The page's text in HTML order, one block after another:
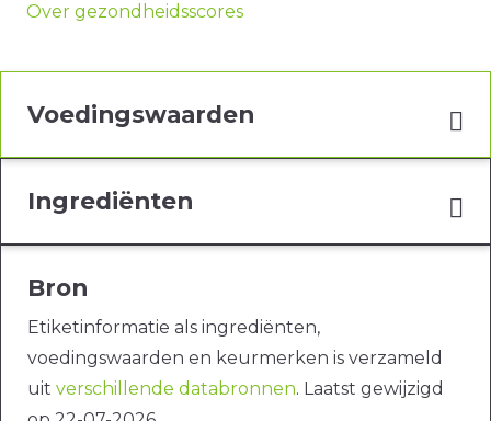
Over gezondheidsscores
Voedingswaarden
Ingrediënten
Bron
Etiketinformatie als ingrediënten,
voedingswaarden en keurmerken is verzameld
uit verschillende databronnen. Laatst gewijzigd